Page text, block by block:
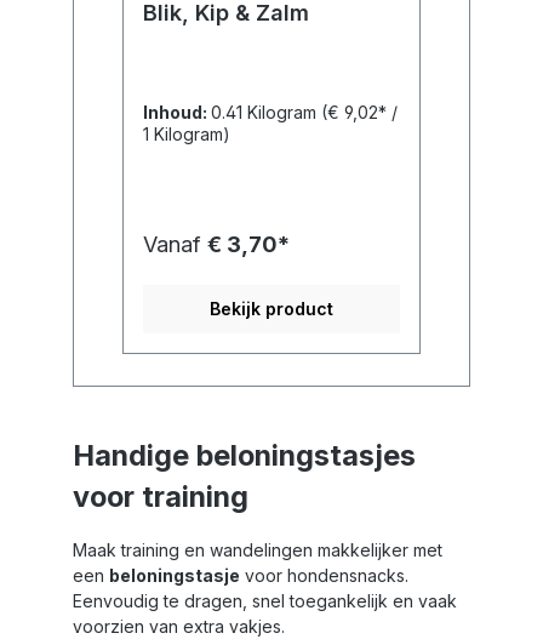
Blik, Kip & Zalm
Inhoud: 0.41 Kilogram (€ 9,02* /
1 Kilogram)
Vanaf € 3,70*
Bekijk product
Handige beloningstasjes
voor training
Maak training en wandelingen makkelijker met
een beloningstasje voor hondensnacks.
Eenvoudig te dragen, snel toegankelijk en vaak
voorzien van extra vakjes.